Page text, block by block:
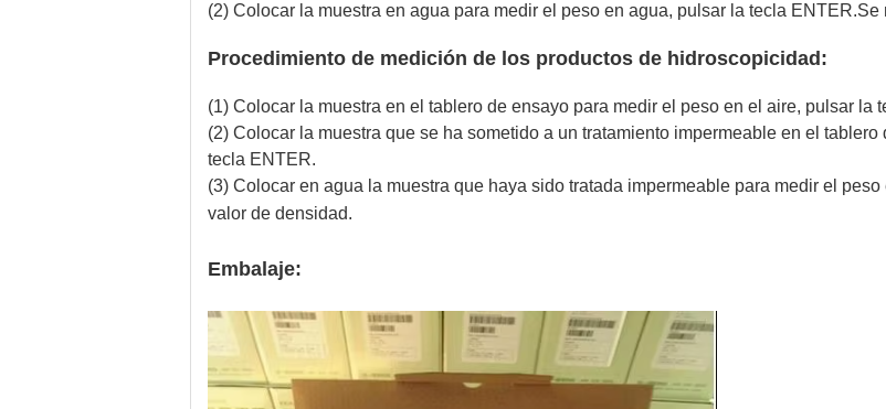
(2) Colocar la muestra en agua para medir el peso en agua, pulsar la tecla
Procedimiento de medición de los productos de hidroscopicidad:
(1) Colocar la muestra en el tablero de ensayo para medir el peso en el aire, pulsar la
(2) Colocar la muestra que se ha sometido a un tratamiento impermeable en el
tecla ENTER.
(3) Colocar en agua la muestra que haya sido tratada impermeable para medir el
valor de densidad.
Embalaje: